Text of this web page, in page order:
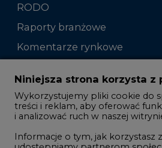
RODO
Raporty branżowe
Komentarze rynkowe
Zmiany kadrowe na rynku
Studio CIRE
Rozmowy o energetyce
Gospodarka
Niniejsza strona korzysta z
Wykorzystujemy pliki cookie do
treści i reklam, aby oferować
i analizować ruch w naszej
Informacje o tym, jak korzystasz